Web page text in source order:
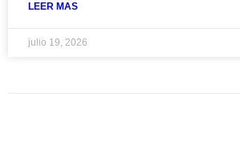
LEER MAS
julio 19, 2026